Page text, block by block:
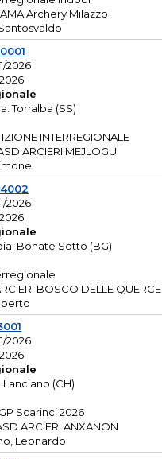
Archery Milazzo
2026
Torralba (SS)
INTERREGIONALE
ARCIERI MEJLOGU
2026
Bonate Sotto (BG)
BOSCO DELLE QUERCE
2026
(CH)
Scarinci 2026
ARCIERI ANXANON
Leonardo